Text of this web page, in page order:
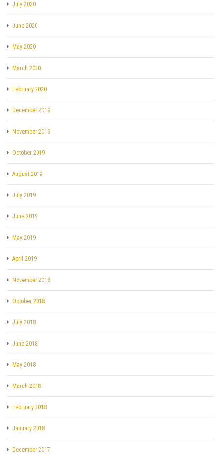
July 2020
June 2020
May 2020
March 2020
February 2020
December 2019
November 2019
October 2019
August 2019
July 2019
June 2019
May 2019
April 2019
November 2018
October 2018
July 2018
June 2018
May 2018
March 2018
February 2018
January 2018
December 2017